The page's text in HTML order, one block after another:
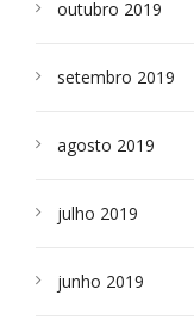
outubro 2019
setembro 2019
agosto 2019
julho 2019
junho 2019